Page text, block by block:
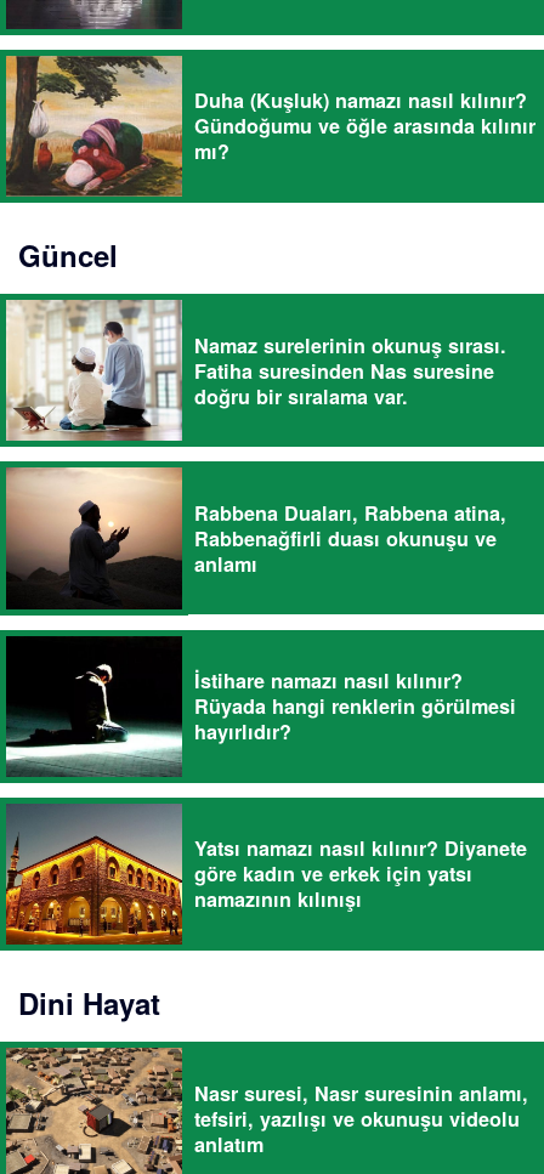
Duha (Kuşluk) namazı nasıl kılınır?
Gündoğumu ve öğle arasında kılınır
mı?
Güncel
Namaz surelerinin okunuş sırası.
Fatiha suresinden Nas suresine
doğru bir sıralama var.
Rabbena Duaları, Rabbena atina,
Rabbenağfirli duası okunuşu ve
anlamı
İstihare namazı nasıl kılınır?
Rüyada hangi renklerin görülmesi
hayırlıdır?
Yatsı namazı nasıl kılınır? Diyanete
göre kadın ve erkek için yatsı
namazının kılınışı
Dini Hayat
Nasr suresi, Nasr suresinin anlamı,
tefsiri, yazılışı ve okunuşu videolu
anlatım